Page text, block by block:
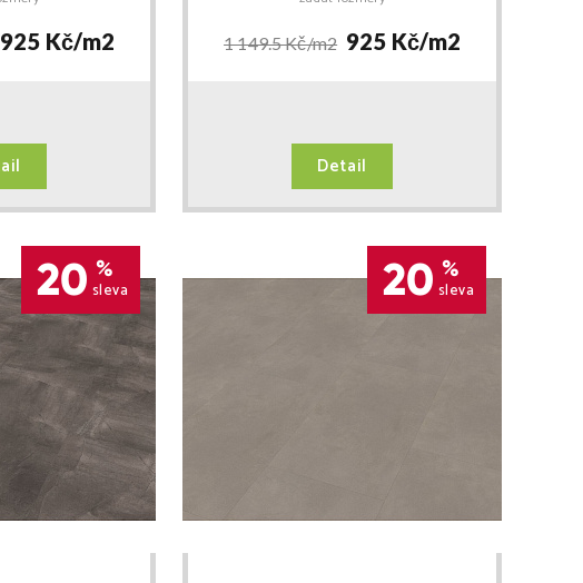
925 Kč/m2 1 149.5 Kč/m2 925 Kč/m2
Detail
20 %
sleva 20 %
sleva